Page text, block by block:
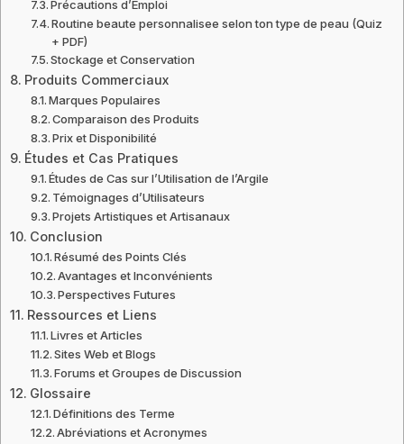
Précautions d’Emploi
Routine beaute personnalisee selon ton type de peau (Quiz
+ PDF)
Stockage et Conservation
Produits Commerciaux
Marques Populaires
Comparaison des Produits
Prix et Disponibilité
Études et Cas Pratiques
Études de Cas sur l’Utilisation de l’Argile
Témoignages d’Utilisateurs
Projets Artistiques et Artisanaux
Conclusion
Résumé des Points Clés
Avantages et Inconvénients
Perspectives Futures
Ressources et Liens
Livres et Articles
Sites Web et Blogs
Forums et Groupes de Discussion
Glossaire
Définitions des Terme
Abréviations et Acronymes